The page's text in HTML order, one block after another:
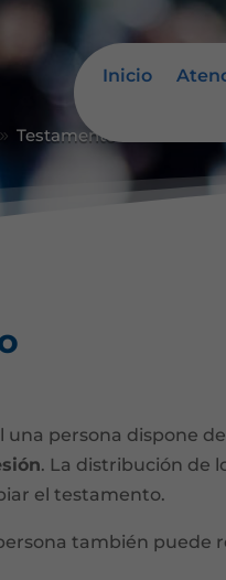
Inicio
9 Testamento
una persona dispone
. La distribución de
el testamento.
también puede